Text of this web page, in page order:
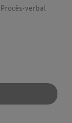
Procès-verbal